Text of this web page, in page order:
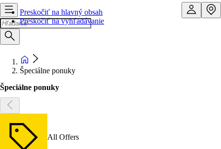
Preskočiť na hlavný obsah
Preskočiť na vyhľadávanie
Špeciálne ponuky
Špeciálne ponuky
All Offers